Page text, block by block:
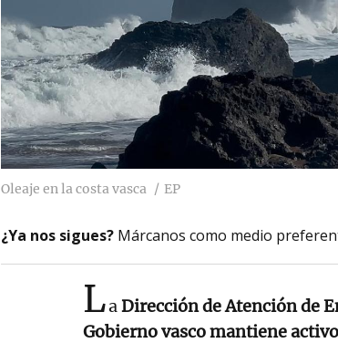
Oleaje en la costa vasca EP
¿Ya nos sigues? Márcanos como medio
LaDirección de Atención de
Gobierno vasco mantiene